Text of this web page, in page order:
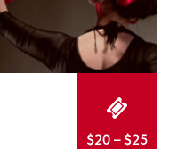
$20 – $25